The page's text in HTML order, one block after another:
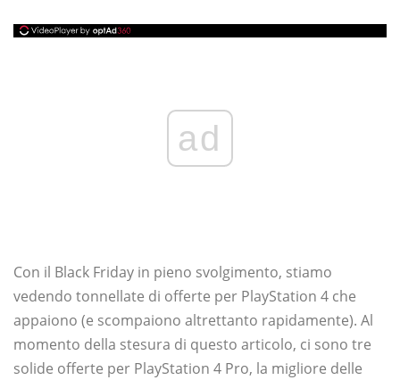
ad
Con il Black Friday in pieno svolgimento, stiamo
vedendo tonnellate di offerte per PlayStation 4 che
appaiono (e scompaiono altrettanto rapidamente). Al
momento della stesura di questo articolo, ci sono tre
solide offerte per PlayStation 4 Pro, la migliore delle